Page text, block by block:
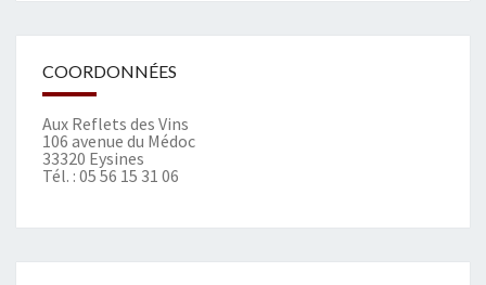
COORDONNÉES
Aux Reflets des Vins
106 avenue du Médoc
33320 Eysines
Tél. : 05 56 15 31 06